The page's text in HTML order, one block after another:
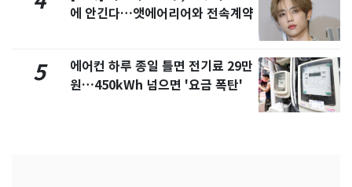
에 안긴다…앳에어리어와 전속계약
5
에어컨 하루 종일 틀면 전기료 29만
원…450kWh 넘으면 '요금 폭탄'